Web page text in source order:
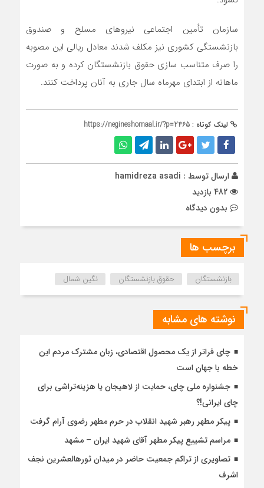
سازمان تأمین اجتماعی نیروهای مسلح و صندوق
بازنشستگی کشوری نیز مکلف شدند معادل ریالی این مصوبه
را صرف متناسب سازی حقوق بازنشستگان کرده و به صورت
ماهانه از ابتدای مهرماه سال جاری به آنان پرداخت کنند.
لینک کوتاه : https://negineshomaal.ir/?p=2465
ارسال توسط : hamidreza asadi
بدون دیدگاه
برچسب ها
بازنشستگان حقوق بازنشستگان نگین شمال
نوشته های مشابه
چای فراتر از یک محصول اقتصادی، زبان مشترک مردم این
خطه با جهان است
جشنواره ملی چای، حمایت از لاهیجان یا هزینه‌تراشی برای
چای ایرانی!؟
پیکر مطهر رهبر شهید انقلاب در حرم مطهر رضوی آرام گرفت
مراسم تشییع پیکر مطهر آقای شهید ایران – مشهد
تصاویری از تراکم جمعیت حاضر در میدان ثورهالعشرین نجف
اشرف